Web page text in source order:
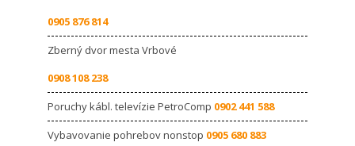
0905 876 814
Zberný dvor mesta Vrbové
0908 108 238
Poruchy kábl. televízie PetroComp 0902 441 588
Vybavovanie pohrebov nonstop 0905 680 883